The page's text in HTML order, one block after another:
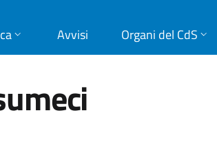
Avvisi Organi del CdS